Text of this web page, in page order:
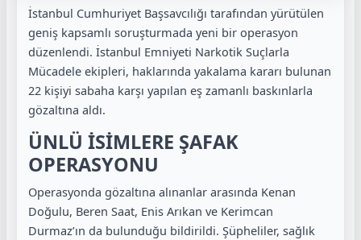
İstanbul Cumhuriyet Başsavcılığı tarafından yürütülen
geniş kapsamlı soruşturmada yeni bir operasyon
düzenlendi. İstanbul Emniyeti Narkotik Suçlarla
Mücadele ekipleri, haklarında yakalama kararı bulunan
22 kişiyi sabaha karşı yapılan eş zamanlı baskınlarla
gözaltına aldı.
ÜNLÜ İSİMLERE ŞAFAK
OPERASYONU
Operasyonda gözaltına alınanlar arasında Kenan
Doğulu, Beren Saat, Enis Arıkan ve Kerimcan
Durmaz’ın da bulunduğu bildirildi. Şüpheliler, sağlık